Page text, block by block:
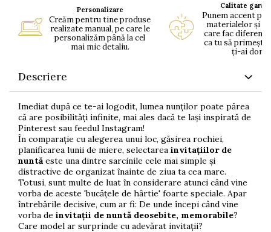
Personalizare
Creăm pentru tine produse
realizate manual, pe care le
personalizăm până la cel
mai mic detaliu.
Calitate
Punem accent pe
materialelor și
care fac
ca tu să primești
ți-ai dorit.
Descriere
Imediat după ce te-ai logodit, lumea nunților poate părea
că are posibilități infinite, mai ales dacă te lași inspirată de
Pinterest sau feedul Instagram!
În comparație cu alegerea unui loc, găsirea rochiei,
planificarea lunii de miere, selectarea invitațiilor de
nuntăeste una dintre sarcinile cele mai simple și
distractive de organizat înainte de ziua ta cea mare.
Totusi, sunt multe de luat în considerare atunci când vine
vorba de aceste 'bucățele de hârtie' foarte speciale. Apar
întrebările decisive, cum ar fi: De unde începi când vine
vorba de invitații de nuntă deosebite, memorabile?
Care model ar surprinde cu adevărat invitații?